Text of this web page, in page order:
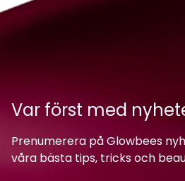
Var först med
Prenumerera på Glowbees
våra bästa tips, tricks och